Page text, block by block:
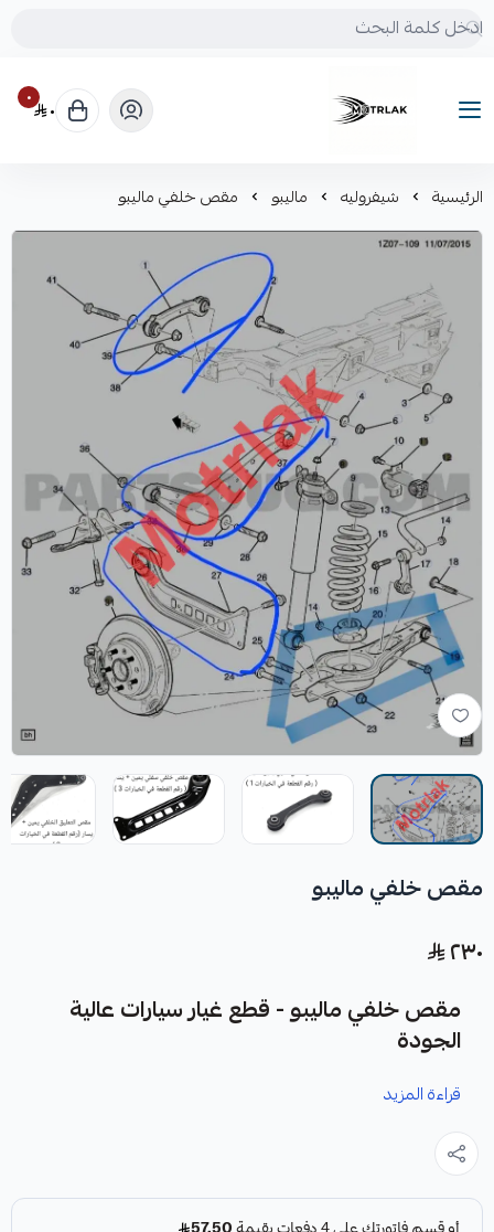
Motrlak
٠ ٠
الرئيسية شيفروليه ماليبو مقص خلفي ماليبو
مقص خلفي ماليبو
٢٣٠
مقص خلفي ماليبو - قطع غيار سيارات عالية
الجودة
نوفر لك مقصات خلفية ماليبو كقطع غيار متينة وعالية الجودة،
مصممة خصيصاً لموديلات 2017 إلى 2024.
قراءة المزيد